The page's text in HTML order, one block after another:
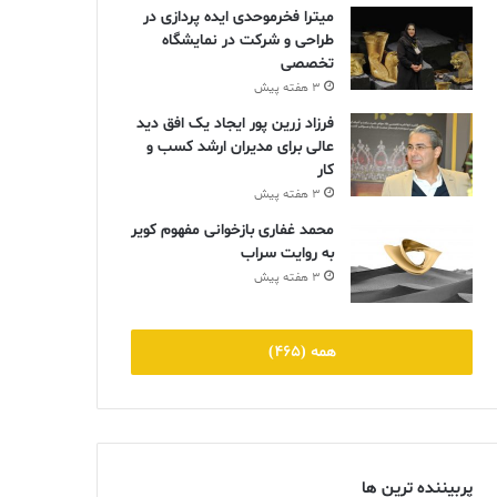
میترا فخرموحدی ایده پردازی در
طراحی و شرکت در نمایشگاه
تخصصی
3 هفته پیش
فرزاد زرین پور ایجاد یک افق دید
عالی برای مدیران ارشد کسب و
کار
3 هفته پیش
محمد غفاری بازخوانی مفهوم کویر
به روایت سراب
3 هفته پیش
همه (465)
پربیننده ترین ها